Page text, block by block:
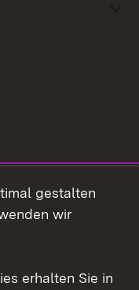
gestalten
wir
erhalten Sie in